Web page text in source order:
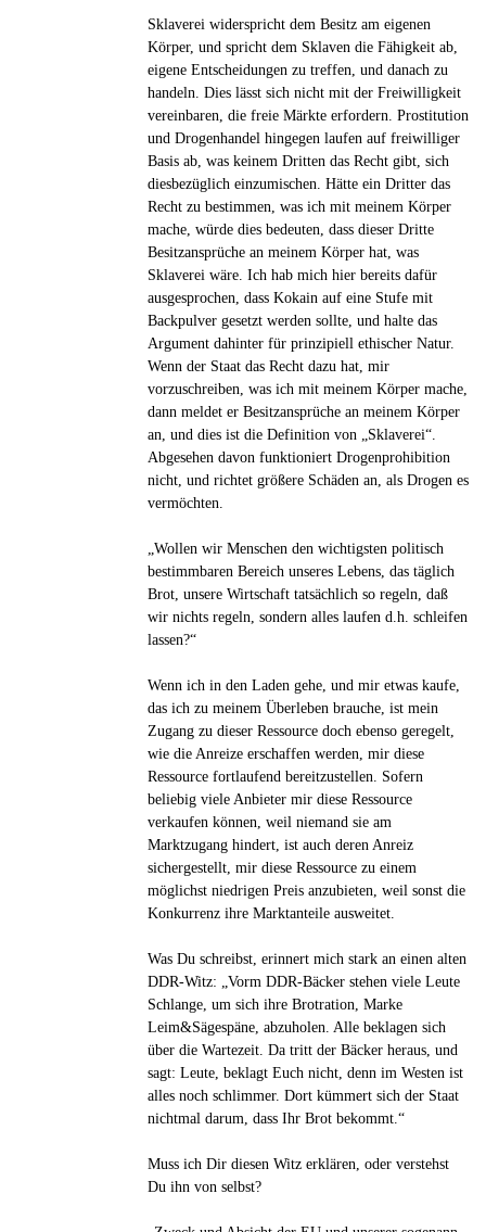
Sklaverei widerspricht dem Besitz am eigenen
Körper, und spricht dem Sklaven die Fähigkeit ab,
eigene Entscheidungen zu treffen, und danach zu
handeln. Dies lässt sich nicht mit der Freiwilligkeit
vereinbaren, die freie Märkte erfordern. Prostitution
und Drogenhandel hingegen laufen auf freiwilliger
Basis ab, was keinem Dritten das Recht gibt, sich
diesbezüglich einzumischen. Hätte ein Dritter das
Recht zu bestimmen, was ich mit meinem Körper
mache, würde dies bedeuten, dass dieser Dritte
Besitzansprüche an meinem Körper hat, was
Sklaverei wäre. Ich hab mich hier bereits dafür
ausgesprochen, dass Kokain auf eine Stufe mit
Backpulver gesetzt werden sollte, und halte das
Argument dahinter für prinzipiell ethischer Natur.
Wenn der Staat das Recht dazu hat, mir
vorzuschreiben, was ich mit meinem Körper mache,
dann meldet er Besitzansprüche an meinem Körper
an, und dies ist die Definition von „Sklaverei“.
Abgesehen davon funktioniert Drogenprohibition
nicht, und richtet größere Schäden an, als Drogen es
vermöchten.
„Wollen wir Men­schen den wich­tigs­ten poli­tisch
bestimm­ba­ren Bereich unseres Lebens, das täglich
Brot, unsere Wirt­schaft tat­säch­lich so regeln, daß
wir nichts regeln, sondern alles laufen d.h. schlei­fen
lassen?“
Wenn ich in den Laden gehe, und mir etwas kaufe,
das ich zu meinem Überleben brauche, ist mein
Zugang zu dieser Ressource doch ebenso geregelt,
wie die Anreize erschaffen werden, mir diese
Ressource fortlaufend bereitzustellen. Sofern
beliebig viele Anbieter mir diese Ressource
verkaufen können, weil niemand sie am
Marktzugang hindert, ist auch deren Anreiz
sichergestellt, mir diese Ressource zu einem
möglichst niedrigen Preis anzubieten, weil sonst die
Konkurrenz ihre Marktanteile ausweitet.
Was Du schreibst, erinnert mich stark an einen alten
DDR-Witz: „Vorm DDR-Bäcker stehen viele Leute
Schlange, um sich ihre Brotration, Marke
Leim&Sägespäne, abzuholen. Alle beklagen sich
über die Wartezeit. Da tritt der Bäcker heraus, und
sagt: Leute, beklagt Euch nicht, denn im Westen ist
alles noch schlimmer. Dort kümmert sich der Staat
nichtmal darum, dass Ihr Brot bekommt.“
Muss ich Dir diesen Witz erklären, oder verstehst
Du ihn von selbst?